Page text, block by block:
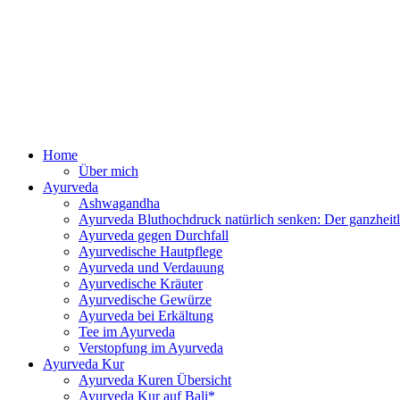
Home
Über mich
Ayurveda
Ashwagandha
Ayurveda Bluthochdruck natürlich senken: Der
Ayurveda gegen Durchfall
Ayurvedische Hautpflege
Ayurveda und Verdauung
Ayurvedische Kräuter
Ayurvedische Gewürze
Ayurveda bei Erkältung
Tee im Ayurveda
Verstopfung im Ayurveda
Ayurveda Kur
Ayurveda Kuren Übersicht
Ayurveda Kur auf Bali*